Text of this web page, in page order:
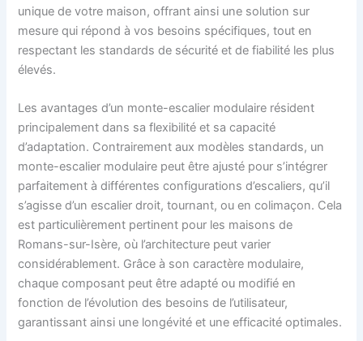
unique de votre maison, offrant ainsi une solution sur
mesure qui répond à vos besoins spécifiques, tout en
respectant les standards de sécurité et de fiabilité les plus
élevés.
Les avantages d’un monte-escalier modulaire résident
principalement dans sa flexibilité et sa capacité
d’adaptation. Contrairement aux modèles standards, un
monte-escalier modulaire peut être ajusté pour s’intégrer
parfaitement à différentes configurations d’escaliers, qu’il
s’agisse d’un escalier droit, tournant, ou en colimaçon. Cela
est particulièrement pertinent pour les maisons de
Romans-sur-Isère, où l’architecture peut varier
considérablement. Grâce à son caractère modulaire,
chaque composant peut être adapté ou modifié en
fonction de l’évolution des besoins de l’utilisateur,
garantissant ainsi une longévité et une efficacité optimales.